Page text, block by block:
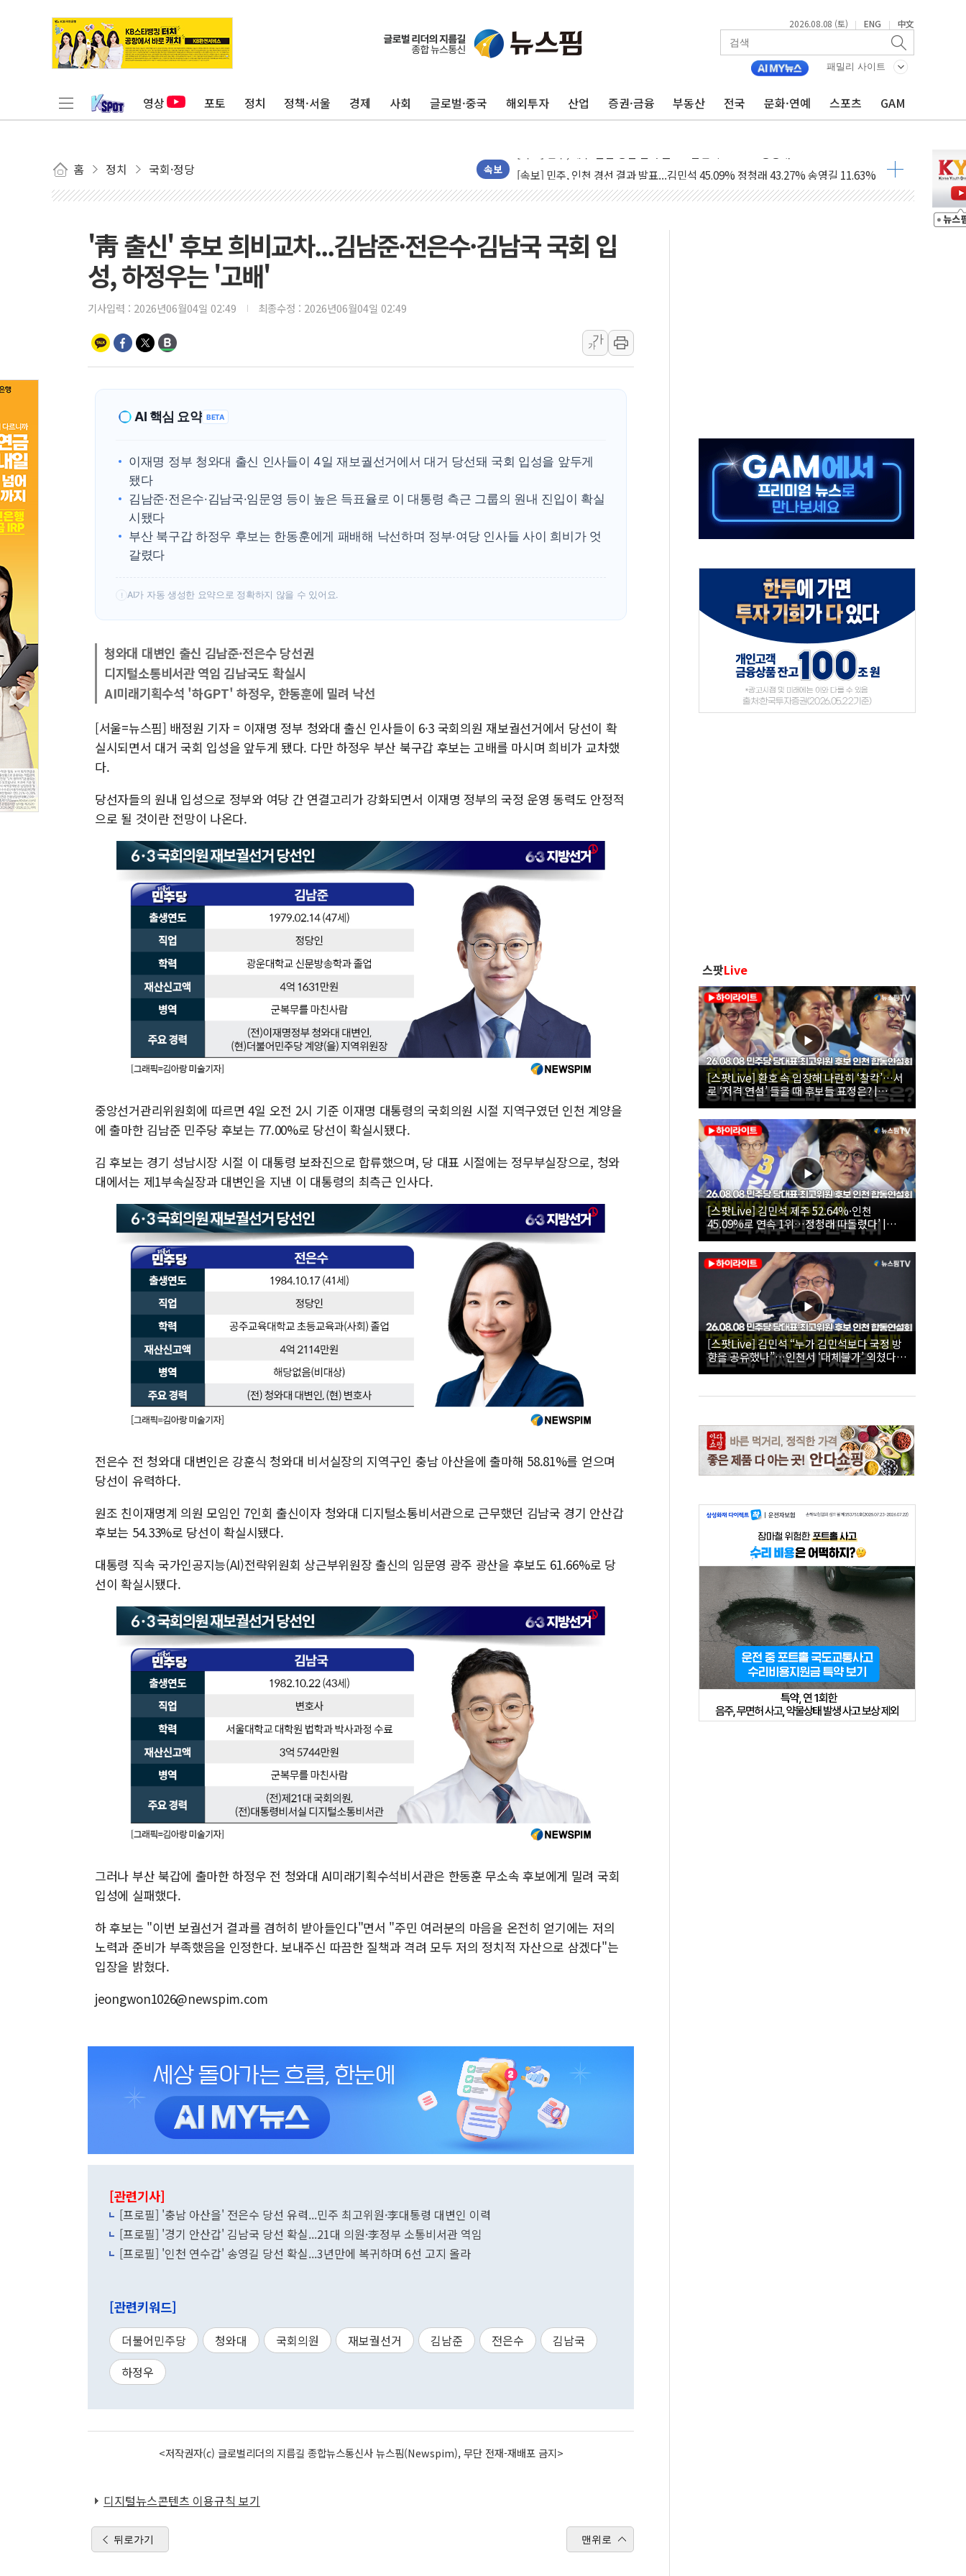
2026.08.08 (토) | ENG | 中文
패밀리 사이트
영상 포토 정치 정책·서울 경제 사회 글로벌·중국 해외투자 산업 증권·금융 부동산 전국 문화·연예 스포츠 GAM
홈 정치 국회·정당 속보
울진·영덕 '호우특보'-포항 '산사태 주의보'...경북도, 호우 피해·통제구간 없어
[종합] 김민석, 정청래에 '0.86%p' 차 재역전 성공...金 45.42% vs 鄭 44.56%
김민석, 2주차 제주·인천 경선서 정청래에 승리...47.75% vs 42.08%
인사하는 김민석 당대표 후보
[속보] 민주, 인천 경선 결과 발표...김민석 45.09% 정청래 43.27% 송영길 11.63%
[속보] 민주, 제주 경선 결과 발표...김민석 52.64% 정청래 39.89% 송영길 7.47%
美, 이란전 출구전략 만지작…공습 한계·탄약 부족 현실화
강릉·동해·삼척 시간당 최대 50㎜ 폭우…강원 동해안 강한 비 이어져
여수 오동도 인근 해상서 모터보트 전복…1명 사망·1명 실종
추미애, '위안부' 피해자 기림의 날 참석..."국제적 시민 연대로 목소리 내야"
李대통령, ISA 개편 재검토 지시…與 "적극 환영"·野 "졸속 국정"
'靑 출신' 후보 희비교차...김남준·전은수·김남국 국회 입
성, 하정우는 '고배'
기사입력 : 2026년06월04일 02:49 최종수정 : 2026년06월04일 02:49
가
가
AI 핵심 요약 BETA
이재명 정부 청와대 출신 인사들이 4일 재보궐선거에서 대거 당선돼 국회 입성을 앞두게
됐다
김남준·전은수·김남국·임문영 등이 높은 득표율로 이 대통령 측근 그룹의 원내 진입이 확실
시됐다
부산 북구갑 하정우 후보는 한동훈에게 패배해 낙선하며 정부·여당 인사들 사이 희비가 엇
갈렸다
! AI가 자동 생성한 요약으로 정확하지 않을 수 있어요.
청와대 대변인 출신 김남준·전은수 당선권
디지털소통비서관 역임 김남국도 확실시
AI미래기획수석 '하GPT' 하정우, 한동훈에 밀려 낙선
[서울=뉴스핌] 배정원 기자 = 이재명 정부 청와대 출신 인사들이 6·3 국회의원 재보궐선거에서 당선이 확
실시되면서 대거 국회 입성을 앞두게 됐다. 다만 하정우 부산 북구갑 후보는 고배를 마시며 희비가 교차했
다.
당선자들의 원내 입성으로 정부와 여당 간 연결고리가 강화되면서 이재명 정부의 국정 운영 동력도 안정적
으로 될 것이란 전망이 나온다.
중앙선거관리위원회에 따르면 4일 오전 2시 기준 이재명 대통령의 국회의원 시절 지역구였던 인천 계양을
에 출마한 김남준 민주당 후보는 77.00%로 당선이 확실시됐다.
김 후보는 경기 성남시장 시절 이 대통령 보좌진으로 합류했으며, 당 대표 시절에는 정무부실장으로, 청와
대에서는 제1부속실장과 대변인을 지낸 이 대통령의 최측근 인사다.
전은수 전 청와대 대변인은 강훈식 청와대 비서실장의 지역구인 충남 아산을에 출마해 58.81%를 얻으며
당선이 유력하다.
원조 친이재명계 의원 모임인 7인회 출신이자 청와대 디지털소통비서관으로 근무했던 김남국 경기 안산갑
후보는 54.33%로 당선이 확실시됐다.
대통령 직속 국가인공지능(AI)전략위원회 상근부위원장 출신의 임문영 광주 광산을 후보도 61.66%로 당
선이 확실시됐다.
그러나 부산 북갑에 출마한 하정우 전 청와대 AI미래기획수석비서관은 한동훈 무소속 후보에게 밀려 국회
입성에 실패했다.
하 후보는 "이번 보궐선거 결과를 겸허히 받아들인다"면서 "주민 여러분의 마음을 온전히 얻기에는 저의
노력과 준비가 부족했음을 인정한다. 보내주신 따끔한 질책과 격려 모두 저의 정치적 자산으로 삼겠다"는
입장을 밝혔다.
jeongwon1026@newspim.com
[관련기사]
[프로필] '충남 아산을' 전은수 당선 유력...민주 최고위원·李대통령 대변인 이력
[프로필] '경기 안산갑' 김남국 당선 확실...21대 의원·李정부 소통비서관 역임
[프로필] '인천 연수갑' 송영길 당선 확실...3년만에 복귀하며 6선 고지 올라
[관련키워드]
더불어민주당 청와대 국회의원 재보궐선거 김남준 전은수
김남국
하정우
<저작권자(c) 글로벌리더의 지름길 종합뉴스통신사 뉴스핌(Newspim), 무단 전재-재배포 금지>
디지털뉴스콘텐츠 이용규칙 보기
뒤로가기 맨위로
스팟Live
[스팟Live] 환호 속 입장해 나란히 ‘찰칵’…서
로 ‘저격 연설’ 들을 때 후보들 표정은? |
26.08.08 더불어민주당 당대표·최고위원 후
보 인천 합동연설회
[스팟Live] 김민석 제주 52.64%·인천
45.09%로 연속 1위…정청래 따돌렸다’ |
26.08.08 더불어민주당 당대표·최고위원 후
보 인천 합동연설회
[스팟Live] 김민석 “누가 김민석보다 국정 방
향을 공유했나”…인천서 ‘대체불가’ 외쳤다 |
26.08.08 더불어민주당 당대표·최고위원 후